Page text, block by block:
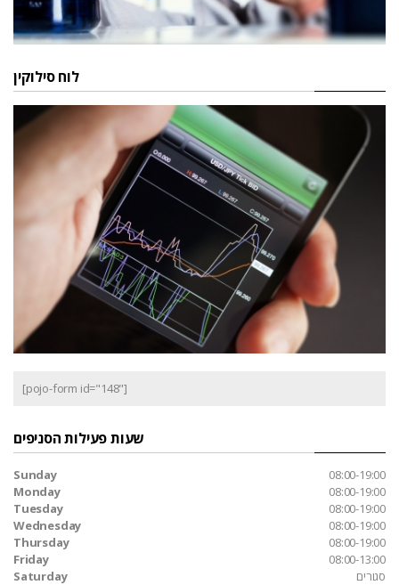
לוח סילוקין
[pojo-form id="148"]
שעות פעילות הסניפים
Sunday
08:00-19:00
Monday
08:00-19:00
Tuesday
08:00-19:00
Wednesday
08:00-19:00
Thursday
08:00-19:00
Friday
08:00-13:00
Saturday
סגורים